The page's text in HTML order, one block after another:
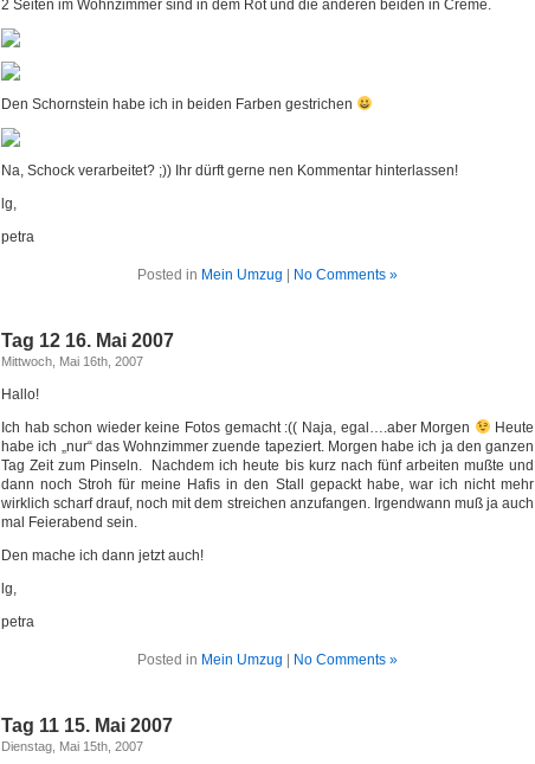
2 Seiten im Wohnzimmer sind in dem Rot und die anderen beiden in Creme.
Den Schornstein habe ich in beiden Farben gestrichen
Na, Schock verarbeitet? ;)) Ihr dürft gerne nen Kommentar hinterlassen!
lg,
petra
Posted in Mein Umzug No Comments »
Tag 12 16. Mai 2007
Mittwoch, Mai 16th, 2007
Hallo!
Ich hab schon wieder keine Fotos gemacht :(( Naja, egal….aber Morgen
Heute
habe ich „nur“ das Wohnzimmer zuende tapeziert. Morgen habe ich ja den ganzen
Tag Zeit zum Pinseln. Nachdem ich heute bis kurz nach fünf arbeiten mußte und
dann noch Stroh für meine Hafis in den Stall gepackt habe, war ich nicht mehr
wirklich scharf drauf, noch mit dem streichen anzufangen. Irgendwann muß ja auch
mal Feierabend sein.
Den mache ich dann jetzt auch!
lg,
petra
Posted in Mein Umzug No Comments »
Tag 11 15. Mai 2007
Dienstag, Mai 15th, 2007